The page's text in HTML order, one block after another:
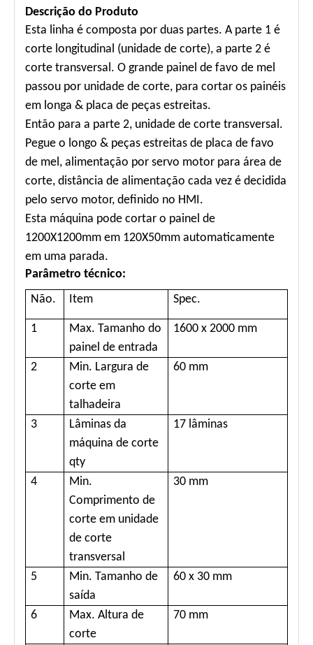
Descrição do Produto
Esta linha é composta por duas partes. A parte 1 é
corte longitudinal (unidade de corte), a parte 2 é
corte transversal. O grande painel de favo de mel
passou por unidade de corte, para cortar os painéis
em longa & placa de peças estreitas.
Então para a parte 2, unidade de corte transversal.
Pegue o longo & peças estreitas de placa de favo
de mel, alimentação por servo motor para área de
corte, distância de alimentação cada vez é decidida
pelo servo motor, definido no HMI.
Esta máquina pode cortar o painel de
1200X1200mm em 120X50mm automaticamente
em uma parada.
Parâmetro técnico:
Não.
Item Spec.
1
Max. Tamanho do
painel de entrada
1600 x 2000 mm
2
Min. Largura de
corte em
talhadeira
60 mm
3
Lâminas da
máquina de corte
qty
17 lâminas
4
Min.
Comprimento de
corte em unidade
de corte
transversal
30 mm
5
Min. Tamanho de
saída
60 x 30 mm
6
Max. Altura de
corte
70 mm